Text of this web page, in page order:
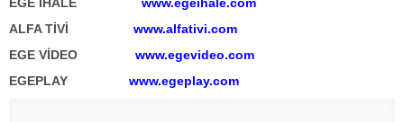
ALFA TİVİ www.alfativi.com
EGE VİDEO www.egevideo.com
EGEPLAY www.egeplay.com